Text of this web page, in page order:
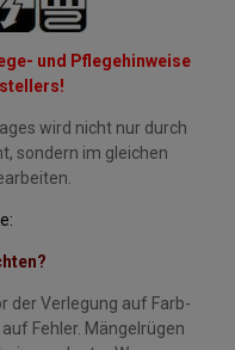
und Pflegehinweise
wird nicht nur durch
sondern im gleichen
der Verlegung auf Farb-
Fehler. Mängelrügen